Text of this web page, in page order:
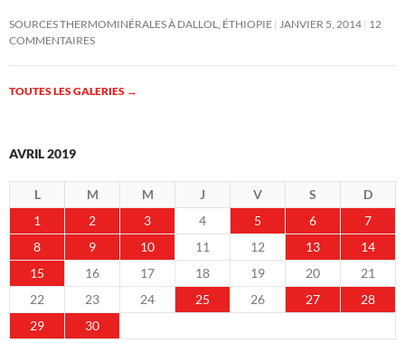
SOURCES THERMOMINÉRALES À DALLOL, ÉTHIOPIE JANVIER 5, 2014 12
COMMENTAIRES
TOUTES LES GALERIES →
AVRIL 2019
L M M J V S
D
1
2 3 4 5 6
7
8
9 10 11 12 13
14
15
16 17 18 19 20
21
22
23 24 25 26 27
28
29
30